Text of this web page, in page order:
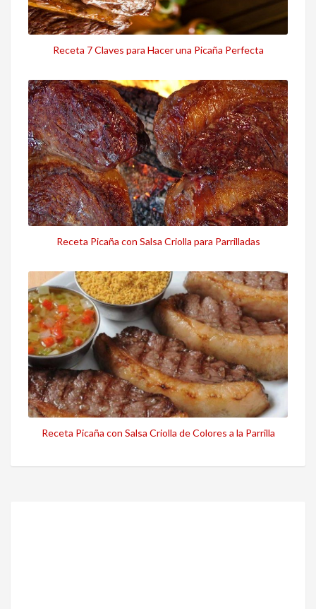
Receta 7 Claves para Hacer una Picaña Perfecta
Receta Picaña con Salsa Criolla para Parrilladas
Receta Picaña con Salsa Criolla de Colores a la Parrilla